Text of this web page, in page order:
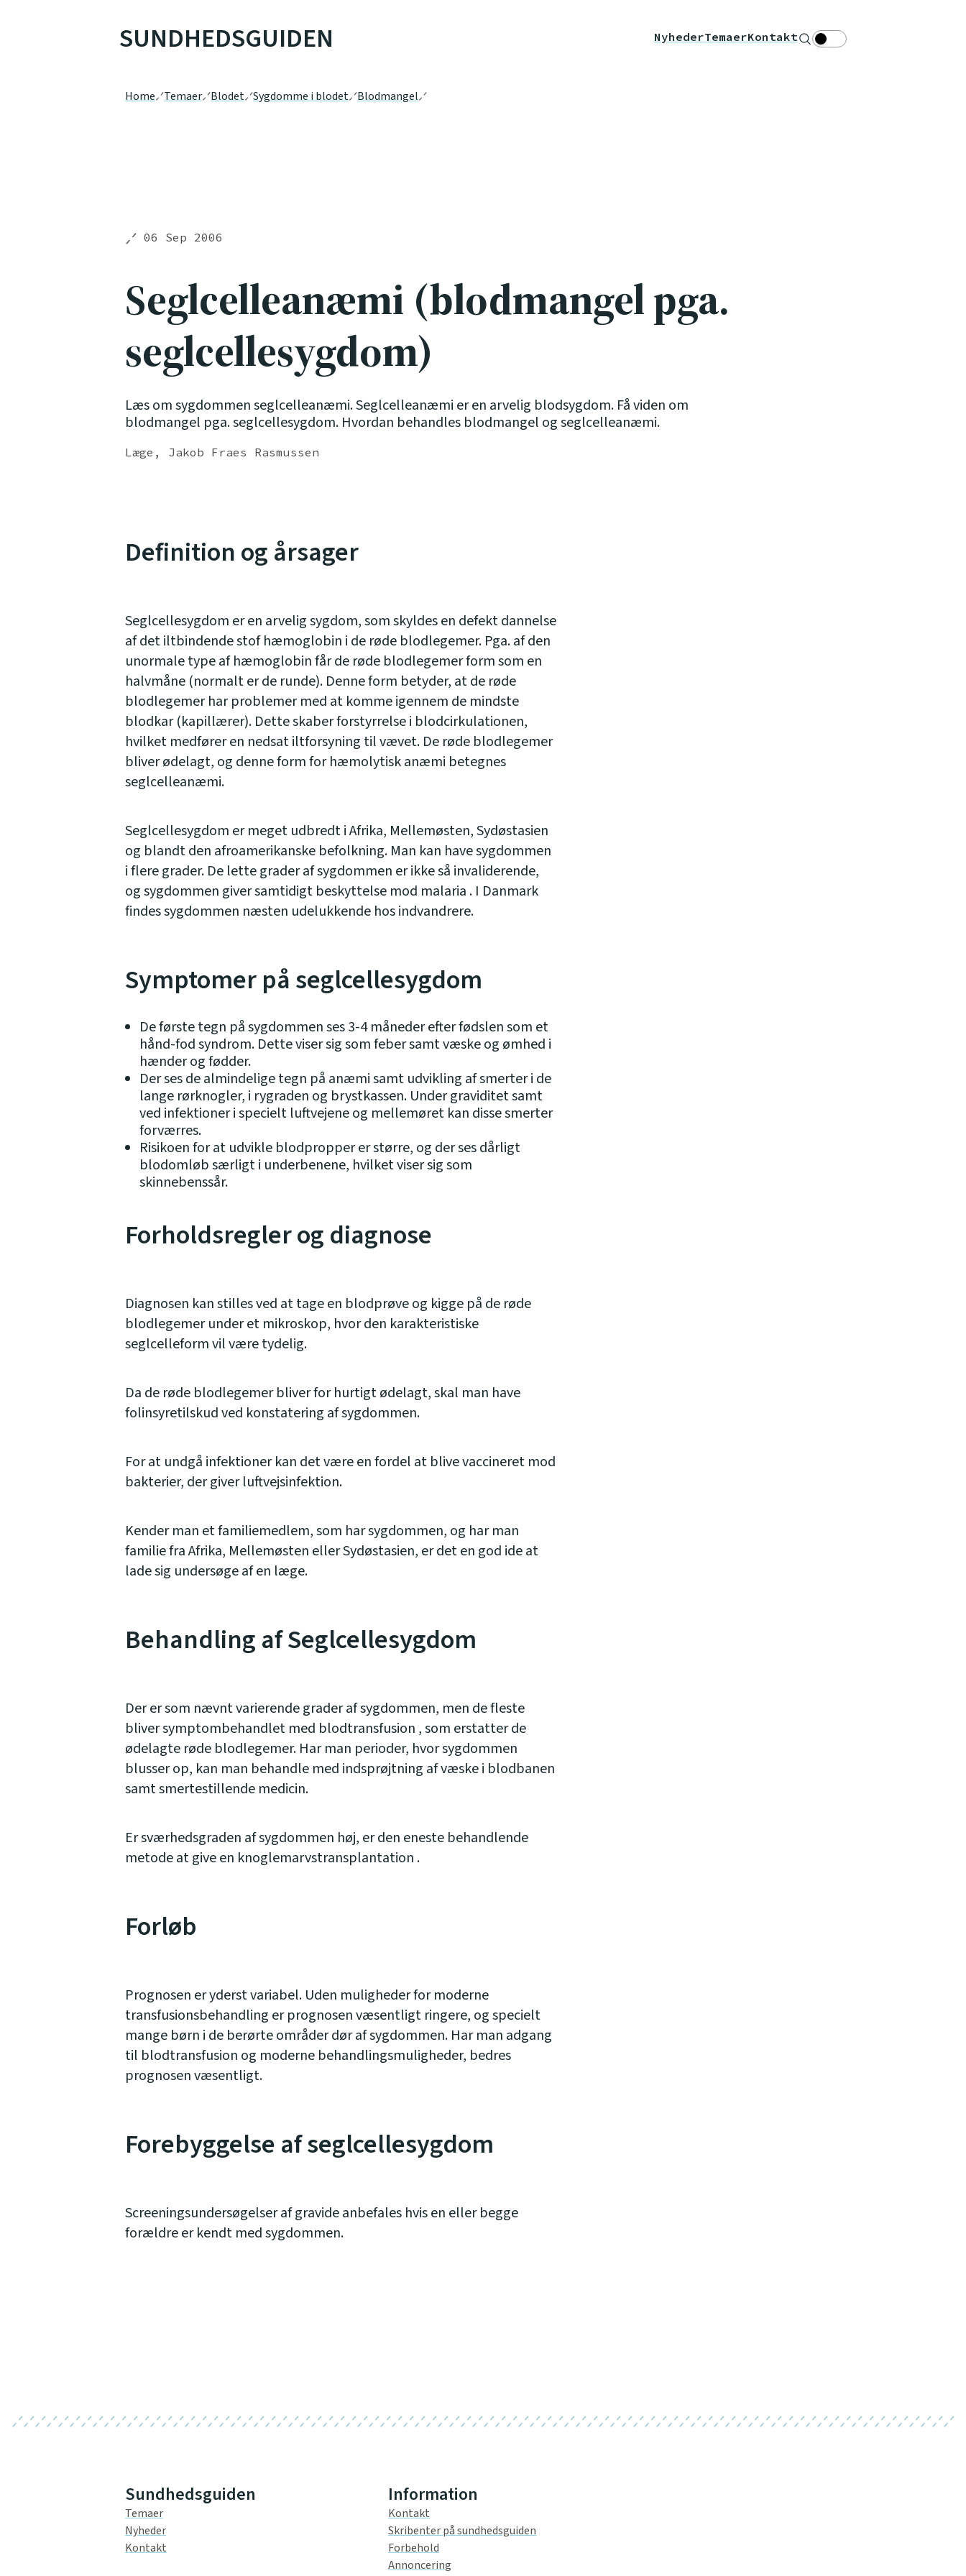
SUNDHEDSGUIDEN NyhederTemaerKontakt Søg Theme toggle
Home Temaer Blodet Sygdomme i blodet Blodmangel
06 Sep 2006
Seglcelleanæmi (blodmangel pga.
seglcellesygdom)
Læs om sygdommen seglcelleanæmi. Seglcelleanæmi er en arvelig blodsygdom. Få viden om
blodmangel pga. seglcellesygdom. Hvordan behandles blodmangel og seglcelleanæmi.
Læge, Jakob Fraes Rasmussen
Definition og årsager
Seglcellesygdom er en arvelig sygdom, som skyldes en defekt dannelse
af det iltbindende stof hæmoglobin i de røde blodlegemer. Pga. af den
unormale type af hæmoglobin får de røde blodlegemer form som en
halvmåne (normalt er de runde). Denne form betyder, at de røde
blodlegemer har problemer med at komme igennem de mindste
blodkar (kapillærer). Dette skaber forstyrrelse i blodcirkulationen,
hvilket medfører en nedsat iltforsyning til vævet. De røde blodlegemer
bliver ødelagt, og denne form for hæmolytisk anæmi betegnes
seglcelleanæmi.
Seglcellesygdom er meget udbredt i Afrika, Mellemøsten, Sydøstasien
og blandt den afroamerikanske befolkning. Man kan have sygdommen
i flere grader. De lette grader af sygdommen er ikke så invaliderende,
og sygdommen giver samtidigt beskyttelse mod malaria . I Danmark
findes sygdommen næsten udelukkende hos indvandrere.
Symptomer på seglcellesygdom
De første tegn på sygdommen ses 3-4 måneder efter fødslen som et
hånd-fod syndrom. Dette viser sig som feber samt væske og ømhed i
hænder og fødder.
Der ses de almindelige tegn på anæmi samt udvikling af smerter i de
lange rørknogler, i rygraden og brystkassen. Under graviditet samt
ved infektioner i specielt luftvejene og mellemøret kan disse smerter
forværres.
Risikoen for at udvikle blodpropper er større, og der ses dårligt
blodomløb særligt i underbenene, hvilket viser sig som
skinnebenssår.
Forholdsregler og diagnose
Diagnosen kan stilles ved at tage en blodprøve og kigge på de røde
blodlegemer under et mikroskop, hvor den karakteristiske
seglcelleform vil være tydelig.
Da de røde blodlegemer bliver for hurtigt ødelagt, skal man have
folinsyretilskud ved konstatering af sygdommen.
For at undgå infektioner kan det være en fordel at blive vaccineret mod
bakterier, der giver luftvejsinfektion.
Kender man et familiemedlem, som har sygdommen, og har man
familie fra Afrika, Mellemøsten eller Sydøstasien, er det en god ide at
lade sig undersøge af en læge.
Behandling af Seglcellesygdom
Der er som nævnt varierende grader af sygdommen, men de fleste
bliver symptombehandlet med blodtransfusion , som erstatter de
ødelagte røde blodlegemer. Har man perioder, hvor sygdommen
blusser op, kan man behandle med indsprøjtning af væske i blodbanen
samt smertestillende medicin.
Er sværhedsgraden af sygdommen høj, er den eneste behandlende
metode at give en knoglemarvstransplantation .
Forløb
Prognosen er yderst variabel. Uden muligheder for moderne
transfusionsbehandling er prognosen væsentligt ringere, og specielt
mange børn i de berørte områder dør af sygdommen. Har man adgang
til blodtransfusion og moderne behandlingsmuligheder, bedres
prognosen væsentligt.
Forebyggelse af seglcellesygdom
Screeningsundersøgelser af gravide anbefales hvis en eller begge
forældre er kendt med sygdommen.
Sundhedsguiden
Temaer
Nyheder
Kontakt
Information
Kontakt
Skribenter på sundhedsguiden
Forbehold
Annoncering